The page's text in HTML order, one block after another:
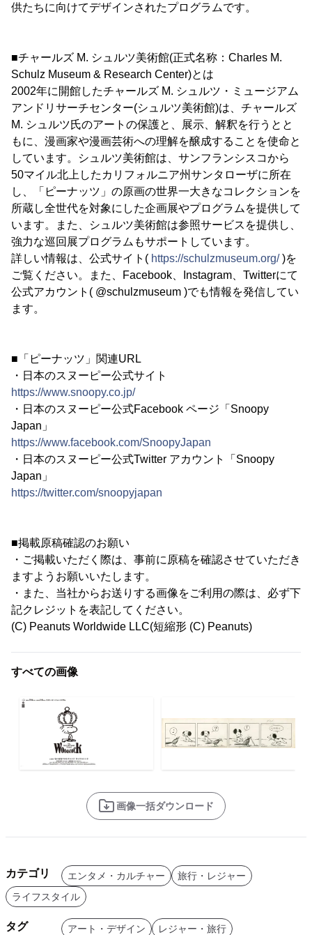
供たちに向けてデザインされたプログラムです。
■チャールズ M. シュルツ美術館(正式名称：Charles M.
Schulz Museum & Research Center)とは
2002年に開館したチャールズ M. シュルツ・ミュージアム
アンドリサーチセンター(シュルツ美術館)は、チャールズ
M. シュルツ氏のアートの保護と、展示、解釈を行うとと
もに、漫画家や漫画芸術への理解を醸成することを使命と
しています。シュルツ美術館は、サンフランシスコから
50マイル北上したカリフォルニア州サンタローザに所在
し、「ピーナッツ」の原画の世界一大きなコレクションを
所蔵し全世代を対象にした企画展やプログラムを提供して
います。また、シュルツ美術館は参照サービスを提供し、
強力な巡回展プログラムもサポートしています。
詳しい情報は、公式サイト( https://schulzmuseum.org/)を
ご覧ください。また、Facebook、Instagram、Twitterにて
公式アカウント( @schulzmuseum )でも情報を発信してい
ます。
■「ピーナッツ」関連URL
・日本のスヌーピー公式サイト
https://www.snoopy.co.jp/
・日本のスヌーピー公式Facebook ページ「Snoopy
Japan」
https://www.facebook.com/SnoopyJapan
・日本のスヌーピー公式Twitter アカウント「Snoopy
Japan」
https://twitter.com/snoopyjapan
■掲載原稿確認のお願い
・ご掲載いただく際は、事前に原稿を確認させていただき
ますようお願いいたします。
・また、当社からお送りする画像をご利用の際は、必ず下
記クレジットを表記してください。
(C) Peanuts Worldwide LLC(短縮形 (C) Peanuts)
すべての画像
画像一括ダウンロード
カテゴリ エンタメ・カルチャー
旅行・レジャー
ライフスタイル
タグ アート・デザイン
レジャー・旅行